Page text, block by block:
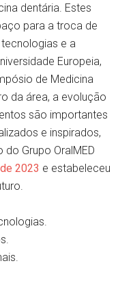
dentária. Estes
para a troca de
e a
Europeia,
de Medicina
da área, a evolução
são importantes
e inspirados,
Grupo OralMED
2023 e estabeleceu